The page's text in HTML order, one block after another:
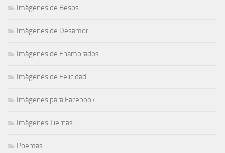
Imágenes de Besos
Imágenes de Desamor
Imágenes de Enamorados
Imágenes de Felicidad
Imágenes para Facebook
Imágenes Tiernas
Poemas